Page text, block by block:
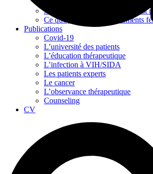
Avoir 15 ans en 1968 : ce qui est
Ce que je dois aux mouvements
Publications
Covid-19
L’université des patients
L’éducation thérapeutique
L’infection à VIH/SIDA
Les patients experts
Le cancer
L’observance thérapeutique
Counseling
CV